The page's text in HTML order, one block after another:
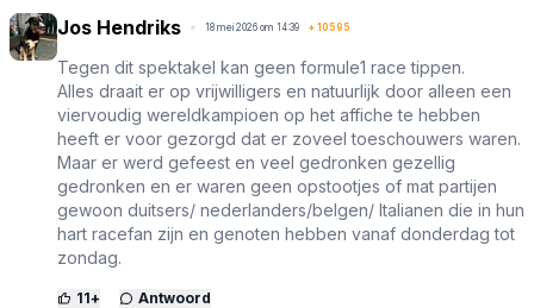
Jos Hendriks 18 mei 2026 om 14:39 + 10595
Tegen dit spektakel kan geen formule1 race tippen.
Alles draait er op vrijwilligers en natuurlijk door alleen een
viervoudig wereldkampioen op het affiche te hebben
heeft er voor gezorgd dat er zoveel toeschouwers waren.
Maar er werd gefeest en veel gedronken gezellig
gedronken en er waren geen opstootjes of mat partijen
gewoon duitsers/ nederlanders/belgen/ Italianen die in hun
hart racefan zijn en genoten hebben vanaf donderdag tot
zondag.
11+ Antwoord